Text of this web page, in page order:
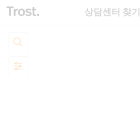
상담센터 찾기